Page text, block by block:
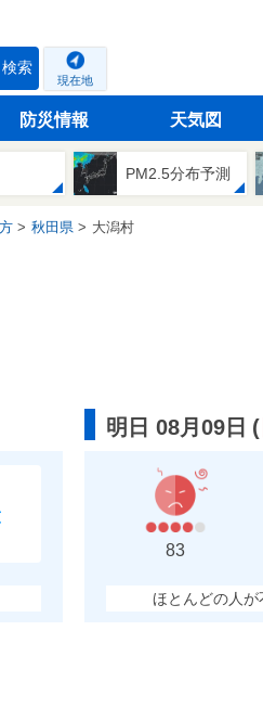
検索
現在地
防災情報 天気図
PM2.5分布予測
秋田県 大潟村
明日 08月09日 (
83
ほとんどの人が